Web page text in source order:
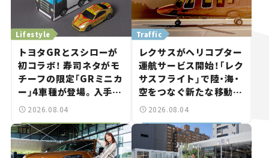
Lifestyle
トヨタGRとスシローが
初コラボ！ 寿司ネタがモ
チーフの限定「GRミニカ
ー」4車種が登場。入手方
法は？【クルマとホビー】
2026.08.04
Traffic
レクサスがヘリコプター
運航サービス開始！「レク
サスフライト」で陸・海・
空をつなぐ新たな移動体
験とは
2026.08.04